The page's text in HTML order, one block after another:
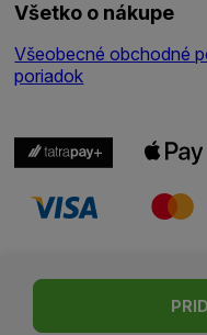
Všetko o nákupe
Všeobecné obchodné
poriadok
| ©